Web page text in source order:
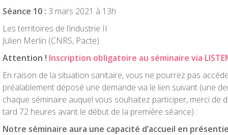
Séance 10 : 3 mars 2021 à 13h
Les territoires de l’industrie II
Julien Merlin (CNRS, Pacte)
Attention ! Inscription obligatoire au séminaire via
En raison de la situation sanitaire, vous ne pourrez pas
préalablement déposé une demande via le lien suivant (une
chaque séminaire auquel vous souhaitez participer, merci de
tard 72 heures avant le début de la première séance) :
Notre séminaire aura une capacité d’accueil en